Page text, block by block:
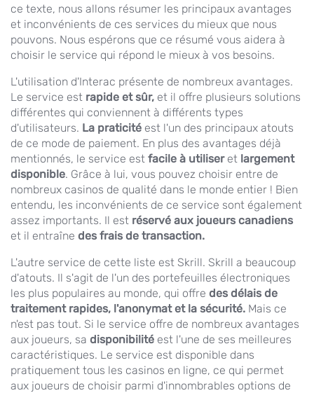
ce texte, nous allons résumer les principaux avantages
et inconvénients de ces services du mieux que nous
pouvons. Nous espérons que ce résumé vous aidera à
choisir le service qui répond le mieux à vos besoins.
L'utilisation d'Interac présente de nombreux avantages.
Le service est rapide et sûr, et il offre plusieurs solutions
différentes qui conviennent à différents types
d'utilisateurs. La praticité est l'un des principaux atouts
de ce mode de paiement. En plus des avantages déjà
mentionnés, le service est facile à utiliser et largement
disponible. Grâce à lui, vous pouvez choisir entre de
nombreux casinos de qualité dans le monde entier ! Bien
entendu, les inconvénients de ce service sont également
assez importants. Il est réservé aux joueurs canadiens
et il entraîne des frais de transaction.
L'autre service de cette liste est Skrill. Skrill a beaucoup
d'atouts. Il s'agit de l'un des portefeuilles électroniques
les plus populaires au monde, qui offre des délais de
traitement rapides, l'anonymat et la sécurité. Mais ce
n'est pas tout. Si le service offre de nombreux avantages
aux joueurs, sa disponibilité est l'une de ses meilleures
caractéristiques. Le service est disponible dans
pratiquement tous les casinos en ligne, ce qui permet
aux joueurs de choisir parmi d'innombrables options de